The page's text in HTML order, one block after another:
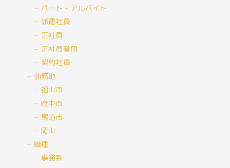
パート・アルバイト
派遣社員
正社員
正社員登用
契約社員
勤務地
福山市
府中市
尾道市
岡山
職種
事務系